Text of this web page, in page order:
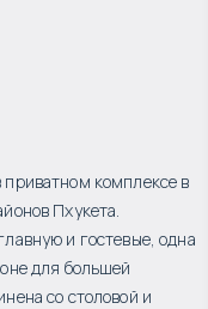
комплексе в
Пхукета.
и гостевые, одна
для большей
со столовой и